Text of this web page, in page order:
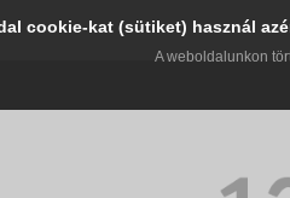
cookie-kat (sütiket) használ
A weboldalunkon